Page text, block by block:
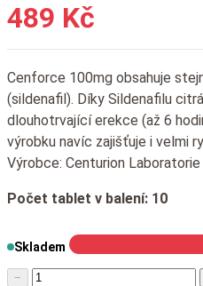
489 Kč
Cenforce 100mg obsahuje
(sildenafil). Díky Sildenafilu
dlouhotrvající erekce (až 6
výrobku navíc zajišťuje i velmi
Výrobce: Centurion Laboratorie
Počet tablet v balení: 10
Skladem
−